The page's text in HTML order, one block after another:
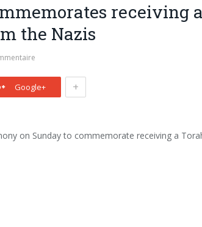
receiving a
the Nazis
Google+ +
on Sunday to commemorate receiving a